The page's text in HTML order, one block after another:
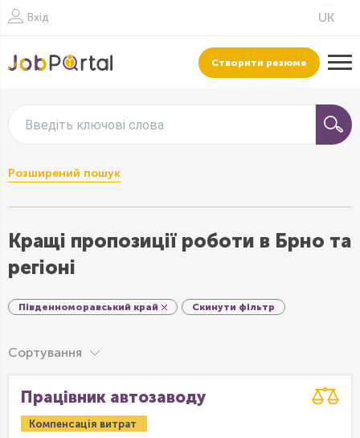
Вхід
Створити резюме
Введіть ключові слова
Розширений пошук
Кращі пропозиції роботи в Брно та
регіоні
Південноморавський край Скинути фільтр
Сортування
Працівник автозаводу
Компенсація витрат